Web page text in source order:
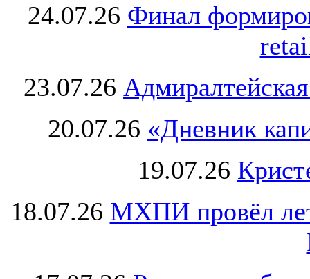
24.07.26 Финал
23.07.26
20.07.26 «Дневник
19.07.26
18.07.26 МХПИ провёл